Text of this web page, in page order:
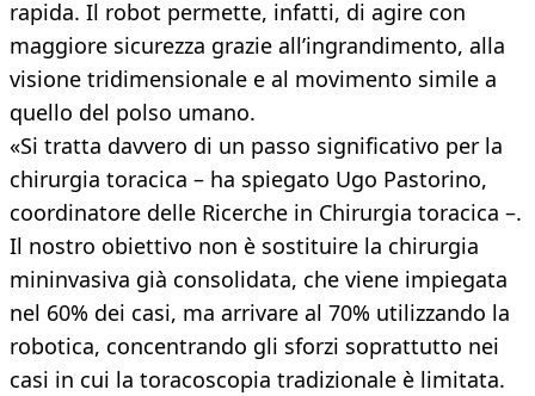
rapida. Il robot permette, infatti, di agire con
maggiore sicurezza grazie all’ingrandimento, alla
visione tridimensionale e al movimento simile a
quello del polso umano.
«Si tratta davvero di un passo significativo per la
chirurgia toracica – ha spiegato Ugo Pastorino,
coordinatore delle Ricerche in Chirurgia toracica –.
Il nostro obiettivo non è sostituire la chirurgia
mininvasiva già consolidata, che viene impiegata
nel 60% dei casi, ma arrivare al 70% utilizzando la
robotica, concentrando gli sforzi soprattutto nei
casi in cui la toracoscopia tradizionale è limitata.